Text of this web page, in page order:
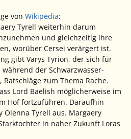
von Wikipedia:
Tyrell weiterhin darum
und gleichzeitig ihre
worüber Cersei verärgert ist.
gibt Varys Tyrion, der sich für
der Schwarzwasser-
zum Thema Rache.
Lord Baelish möglicherweise im
Hof fortzuführen. Daraufhin
Olenna Tyrell aus. Margaery
in naher Zukunft Loras